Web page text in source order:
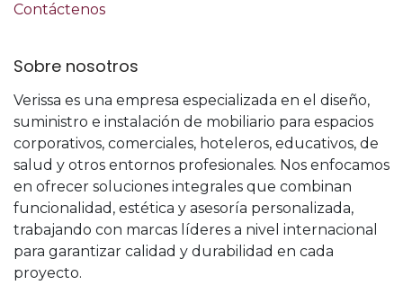
Contáctenos
Sobre nosotros
Verissa es una empresa especializada en el diseño,
suministro e instalación de mobiliario para espacios
corporativos, comerciales, hoteleros, educativos, de
salud y otros entornos profesionales. Nos enfocamos
en ofrecer soluciones integrales que combinan
funcionalidad, estética y asesoría personalizada,
trabajando con marcas líderes a nivel internacional
para garantizar calidad y durabilidad en cada
proyecto.